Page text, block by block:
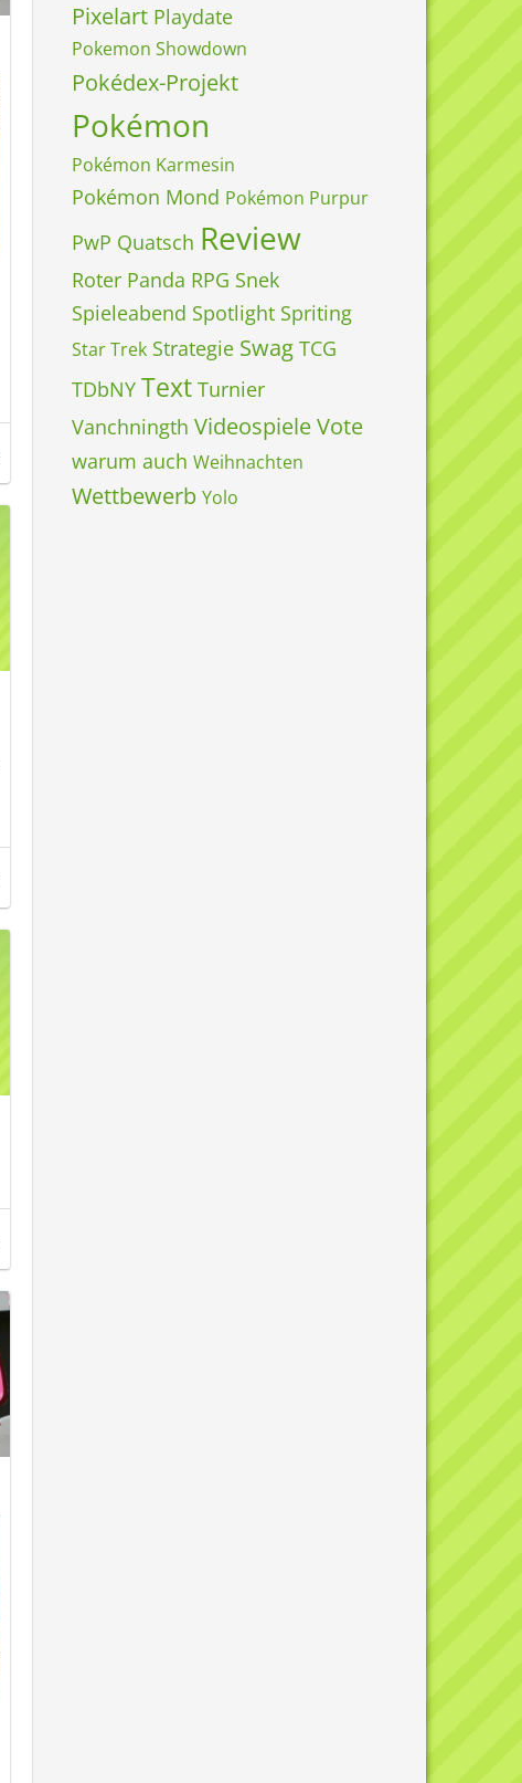
Pixelart Playdate
Pokemon Showdown
Pokédex-Projekt
Pokémon
Pokémon Karmesin
Pokémon Mond Pokémon Purpur
PwP Quatsch Review
Roter Panda RPG Snek
Spieleabend Spotlight Spriting
Star Trek Strategie Swag TCG
TDbNY Text Turnier
Vanchningth VideospieleVote
warum auch Weihnachten
Wettbewerb Yolo